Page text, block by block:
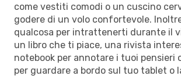
come vestiti comodi o un cuscino
godere di un volo confortevole.
qualcosa per intrattenerti durante il
un libro che ti piace, una rivista
notebook per annotare i tuoi pensieri
per guardare a bordo sul tuo tablet o